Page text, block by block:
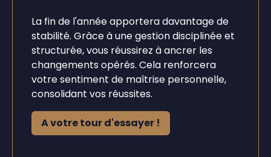
La fin de l'année apportera davantage de
stabilité. Grâce à une gestion disciplinée et
structurée, vous réussirez à ancrer les
changements opérés. Cela renforcera
votre sentiment de maîtrise personnelle,
consolidant vos réussites.
A votre tour d'essayer !